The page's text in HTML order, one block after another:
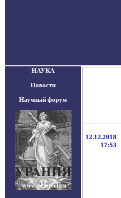
НАУКА
Новости
Научный форум
12.12.2018
17:53